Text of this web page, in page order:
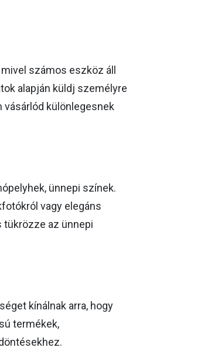
számos eszköz áll
alapján küldj személyre
vásárlód különlegesnek
ünnepi színek.
vagy elegáns
tükrözze az ünnepi
kínálnak arra, hogy
termékek,